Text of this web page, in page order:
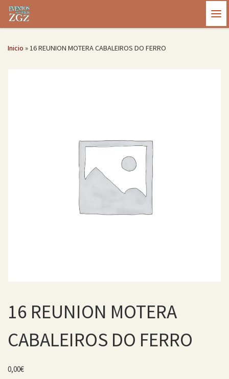
Saltar al contenido
Inicio »16 REUNION MOTERA CABALEIROS DO FERRO
16 REUNION MOTERA
CABALEIROS DO FERRO
0,00€